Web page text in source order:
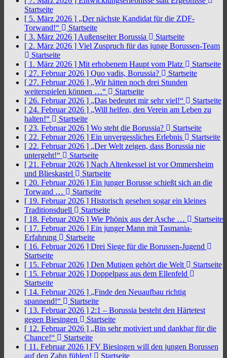
Startseite
[ 5. März 2026 ] „Der nächste Kandidat für die ZDF-
Torwand!“
Startseite
[ 3. März 2026 ] Außenseiter Borussia
Startseite
[ 2. März 2026 ] Viel Zuspruch für das junge Borussen-Team
Startseite
[ 1. März 2026 ] Mit erhobenem Haupt vom Platz
Startseite
[ 27. Februar 2026 ] Quo vadis, Borussia?
Startseite
[ 27. Februar 2026 ] „Wir hätten noch drei Stunden
weiterspielen können …“
Startseite
[ 26. Februar 2026 ] „Das bedeutet mir sehr viel!“
Startseite
[ 24. Februar 2026 ] „Will helfen, den Verein am Leben zu
halten!“
Startseite
[ 23. Februar 2026 ] Wo steht die Borussia?
Startseite
[ 22. Februar 2026 ] Ein unvergessliches Erlebnis
Startseite
[ 22. Februar 2026 ] „Der Welt zeigen, dass Borussia nie
untergeht!“
Startseite
[ 21. Februar 2026 ] Nach Altenkessel ist vor Ommersheim
und Blieskastel
Startseite
[ 20. Februar 2026 ] Ein junger Borusse schießt sich an die
Torwand …
Startseite
[ 19. Februar 2026 ] Historisch gesehen sogar ein kleines
Traditionsduell
Startseite
[ 18. Februar 2026 ] Wie Phönix aus der Asche …
Startseite
[ 17. Februar 2026 ] Ein junger Mann mit Tasmania-
Erfahrung
Startseite
[ 16. Februar 2026 ] Drei Siege für die Borussen-Jugend
Startseite
[ 15. Februar 2026 ] Den Mutigen gehört die Welt
Startseite
[ 15. Februar 2026 ] Doppelpass aus dem Ellenfeld
Startseite
[ 14. Februar 2026 ] „Finde den Neuaufbau richtig
spannend!“
Startseite
[ 13. Februar 2026 ] 2:1 – Borussia besteht den Härtetest
gegen Biesingen
Startseite
[ 12. Februar 2026 ] „Bin sehr motiviert und dankbar für die
Chance!“
Startseite
[ 11. Februar 2026 ] FV Biesingen will den jungen Borussen
auf den Zahn fühlen!
Startseite